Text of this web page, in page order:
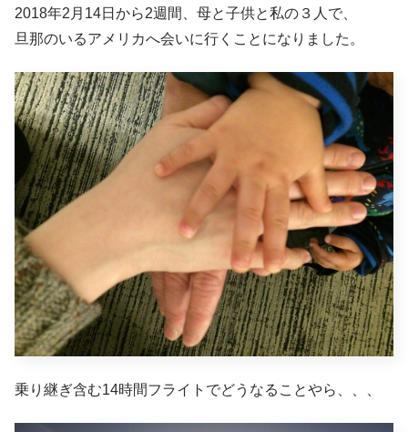
2018年2月14日から2週間、母と子供と私の３人で、
旦那のいるアメリカへ会いに行くことになりました。
乗り継ぎ含む14時間フライトでどうなることやら、、、